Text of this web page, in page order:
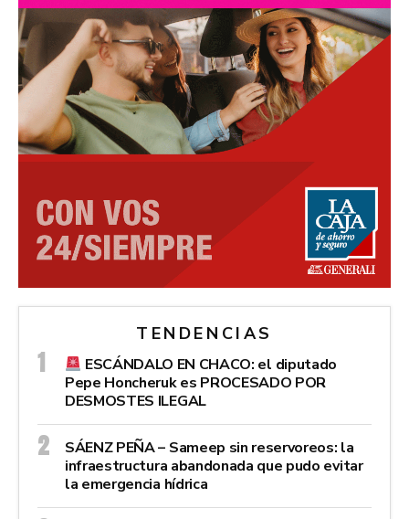
TENDENCIAS
ESCÁNDALO EN CHACO: el diputado
Pepe Honcheruk es PROCESADO POR
DESMOSTES ILEGAL
SÁENZ PEÑA – Sameep sin reservoreos: la
infraestructura abandonada que pudo evitar
la emergencia hídrica